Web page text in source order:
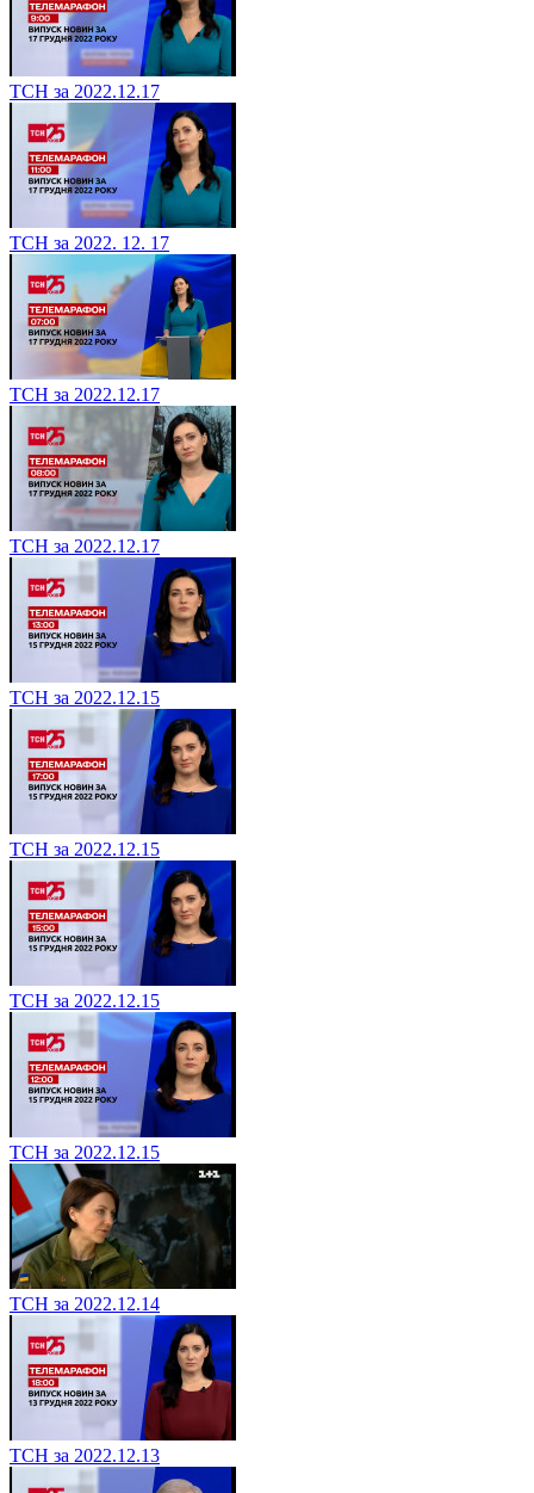
ТСН за 2022.12.17
ТСН за 2022. 12. 17
ТСН за 2022.12.17
ТСН за 2022.12.17
ТСН за 2022.12.15
ТСН за 2022.12.15
ТСН за 2022.12.15
ТСН за 2022.12.15
ТСН за 2022.12.14
ТСН за 2022.12.13